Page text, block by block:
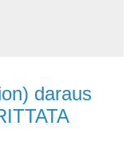
daraus